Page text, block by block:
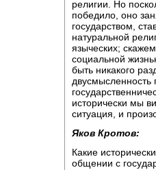
религии. Но
победило, оно
государством,
натуральной
языческих;
социальной
быть никакого
двусмысленность
исторически мы
ситуация, и
Яков Кротов:
Какие
общении с